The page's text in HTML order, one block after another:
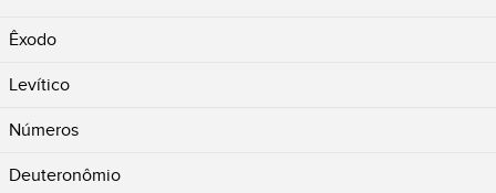
Êxodo
Levítico
Números
Deuteronômio